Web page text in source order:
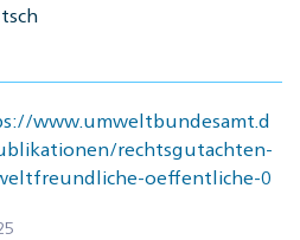
www.umweltbundesamt.d
rechtsgutachten-
oeffentliche-0